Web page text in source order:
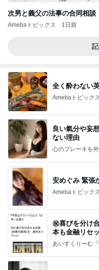
次男と義父の法事の合同相談
Amebaトピックス 1日前
全く酔わない
Amebaトピックス
良い氣分や妄
ない理由
心のブレーキを
安めぐみ 緊張
Amebaトピックス
㊗️喜びを分け
本も⾦融リセ
あいすくりーむ『